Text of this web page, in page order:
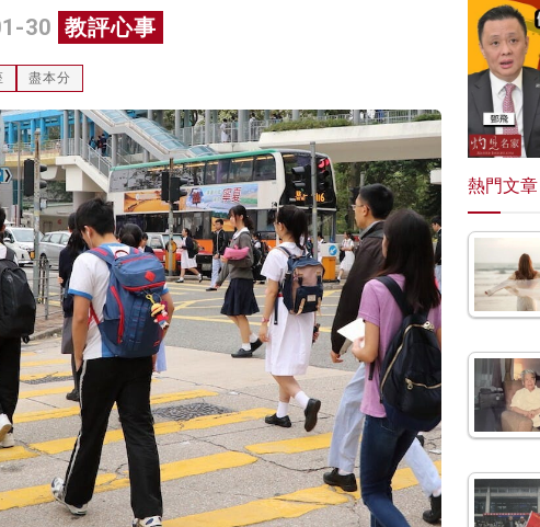
30 教評心事
盡本分
熱門文章